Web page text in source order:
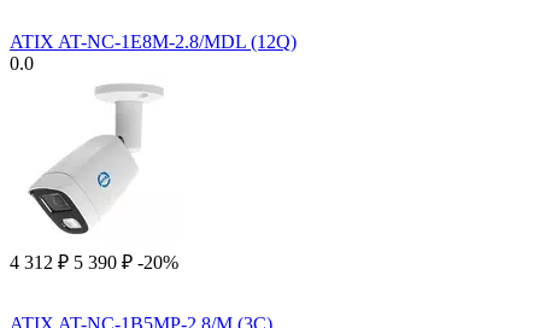
ATIX AT-NC-1E8M-2.8/MDL (12Q)
0.0
4 312 ₽ 5 390 ₽ -20%